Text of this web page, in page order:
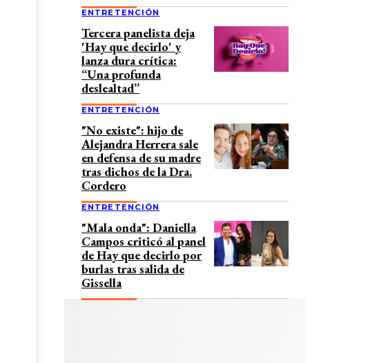
ENTRETENCIÓN
Tercera panelista deja
'Hay que decirlo' y
lanza dura crítica:
“Una profunda
deslealtad”
ENTRETENCIÓN
"No existe": hijo de
Alejandra Herrera sale
en defensa de su madre
tras dichos de la Dra.
Cordero
ENTRETENCIÓN
"Mala onda": Daniella
Campos criticó al panel
de Hay que decirlo por
burlas tras salida de
Gissella